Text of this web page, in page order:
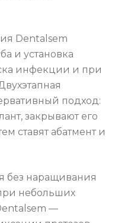
Dentalsem
и установка
инфекции и при
подход:
закрывают его
ставят абатмент и
без наращивания
небольших
—